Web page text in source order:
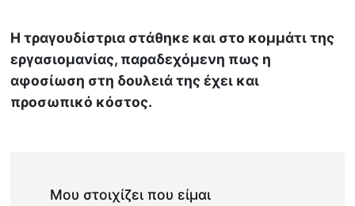
Η τραγουδίστρια στάθηκε και στο κομμάτι της
εργασιομανίας, παραδεχόμενη πως η
αφοσίωση στη δουλειά της έχει και
προσωπικό κόστος.
Μου στοιχίζει που είμαι